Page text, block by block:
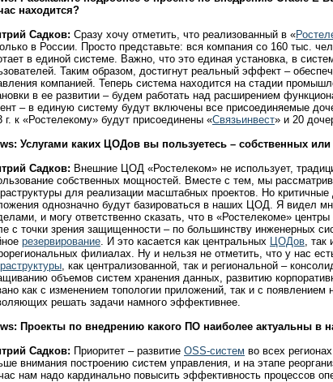
находится?
Садков: Сразу хочу отметить, что реализованный в «
в России. Просто представьте: вся компания со 160 тыс.
в единой системе. Важно, что это единая установка, в
Таким образом, достигнут реальный эффект –
компанией. Теперь система находится на стадии
в ее развитии – будем работать над расширением
– в единую систему будут включены все присоединяемые
г. к «Ростелекому» будут присоединены «Связьинвест» и 20
: Услугами каких ЦОДов вы пользуетесь – собственных
Садков: Внешние ЦОД «Ростелеком» не использует,
собственных мощностей. Вместе с тем, мы
для реализации масштабных проектов. Но
однозначно будут базироваться в наших ЦОД. Я видел
и могу ответственно сказать, что в «Ростелекоме»
с точки зрения защищенности – по большинству инженерных
резервирование . И это касается как центральных ЦОДов ,
филиалах. Ну и нельзя не отметить, что у нас
, как централизованной, так и региональной –
объемов систем хранения данных, развитию
как с изменением топологии приложений, так и с появлением
решать задачи намного эффективнее.
: Проекты по внедрению какого ПО наиболее актуальны в
Садков: Приоритет – развитие OSS-систем во всех
внимания построению систем управления, и на этапе
нам надо кардинально повысить эффективность процессов